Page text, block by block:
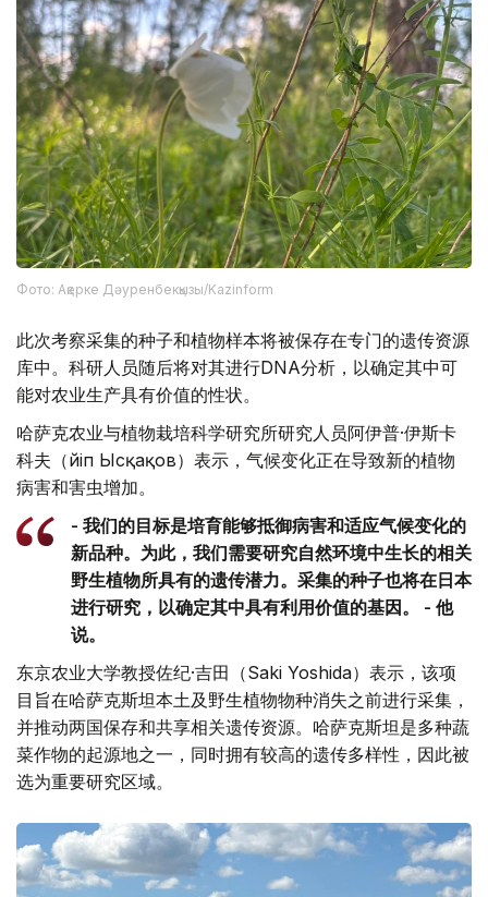
Фото: Ақерке Дәуренбекқызы/Kazinform
此次考察采集的种子和植物样本将被保存在专门的遗传资源
库中。科研人员随后将对其进行DNA分析，以确定其中可
能对农业生产具有价值的性状。
哈萨克农业与植物栽培科学研究所研究人员阿伊普·伊斯卡
科夫（Әйіп Ысқақов）表示，气候变化正在导致新的植物
病害和害虫增加。
- 我们的目标是培育能够抵御病害和适应气候变化的
新品种。为此，我们需要研究自然环境中生长的相关
野生植物所具有的遗传潜力。采集的种子也将在日本
进行研究，以确定其中具有利用价值的基因。 - 他
说。
东京农业大学教授佐纪·吉田（Saki Yoshida）表示，该项
目旨在哈萨克斯坦本土及野生植物物种消失之前进行采集，
并推动两国保存和共享相关遗传资源。哈萨克斯坦是多种蔬
菜作物的起源地之一，同时拥有较高的遗传多样性，因此被
选为重要研究区域。